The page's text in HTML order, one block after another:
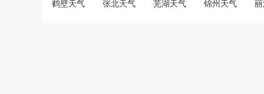
鹤壁天气 张北天气 芜湖天气 锦州天气